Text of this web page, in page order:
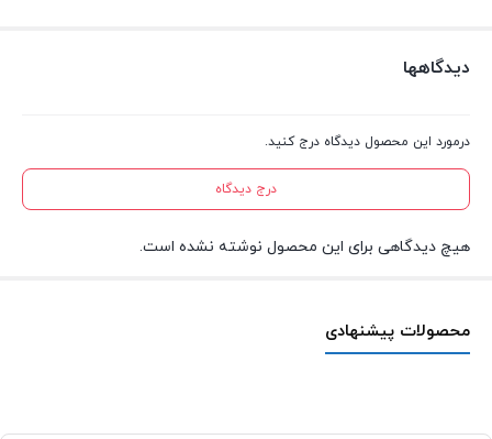
دیدگاهها
درمورد این محصول دیدگاه درج کنید.
درج دیدگاه
هیچ دیدگاهی برای این محصول نوشته نشده است.
محصولات پیشنهادی